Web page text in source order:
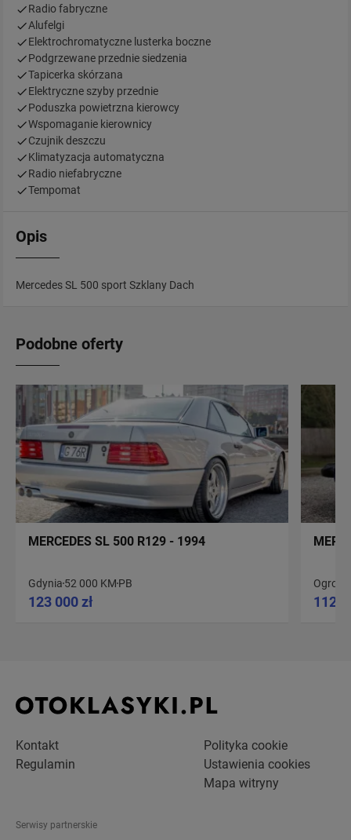
Radio fabryczne
Alufelgi
Elektrochromatyczne lusterka boczne
Podgrzewane przednie siedzenia
Tapicerka skórzana
Elektryczne szyby przednie
Poduszka powietrzna kierowcy
Wspomaganie kierownicy
Czujnik deszczu
Klimatyzacja automatyczna
Radio niefabryczne
Tempomat
Opis
Mercedes SL 500 sport Szklany Dach
Podobne oferty
MERCEDES SL 500 R129 - 1994
Gdynia 52 000 KM PB
123 000 zł 112
Kontakt
Regulamin
Polityka cookie
Ustawienia cookies
Mapa witryny
Serwisy partnerskie